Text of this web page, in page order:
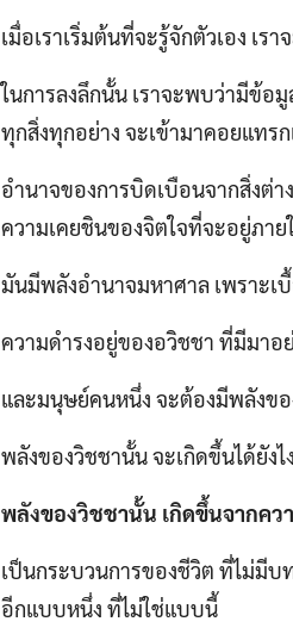
เมื่อเราเริ่มต้นที่จะรู้จักตัวเอง เรา
ในการลงลึกนั้น เราจะพบว่ามีข้อ
ทุกสิ่งทุกอย่าง จะเข้ามาคอยแทร
อำนาจของการบิดเบือนจากสิ่งต่
ความเคยชินของจิตใจที่จะอยู่ภา
มันมีพลังอำนาจมหาศาล เพราะเ
ความดำรงอยู่ของอวิชชา ที่มีมา
และมนุษย์คนหนึ่ง จะต้องมีพลังข
พลังของวิชชานั้น จะเกิดขึ้นได้ยังไ
พลังของวิชชานั้น เกิดขึ้นจากคว
เป็นกระบวนการของชีวิต ที่ไม่มี
อีกแบบหนึ่ง ที่ไม่ใช่แบบนี้